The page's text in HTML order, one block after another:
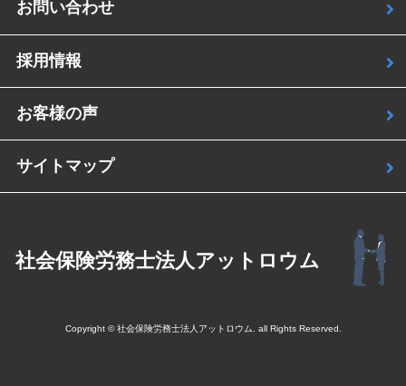
お問い合わせ
採用情報
お客様の声
サイトマップ
社会保険労務士法人アットロウム
Copyright © 社会保険労務士法人アットロウム. all Rights Reserved.